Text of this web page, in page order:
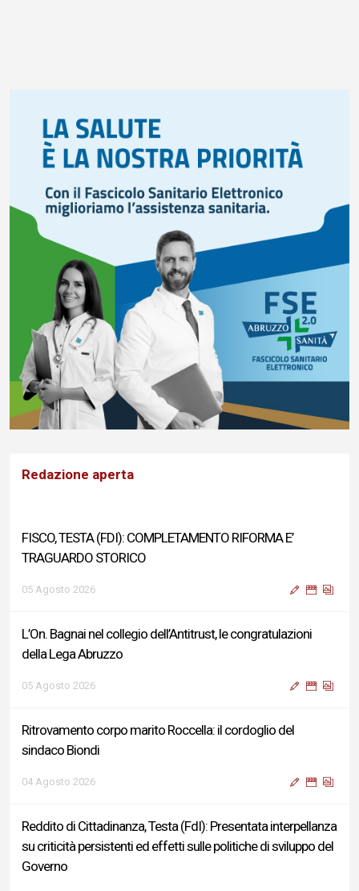
Redazione aperta
FISCO, TESTA (FDI): COMPLETAMENTO RIFORMA E’
TRAGUARDO STORICO
05 Agosto 2026
L’On. Bagnai nel collegio dell’Antitrust, le congratulazioni
della Lega Abruzzo
05 Agosto 2026
Ritrovamento corpo marito Roccella: il cordoglio del
sindaco Biondi
04 Agosto 2026
Reddito di Cittadinanza, Testa (FdI): Presentata interpellanza
su criticità persistenti ed effetti sulle politiche di sviluppo del
Governo